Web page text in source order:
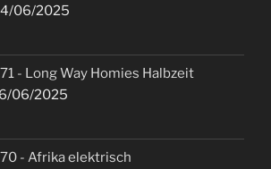
06/2025
- Long Way Homies Halbzeit
06/2025
- Afrika elektrisch